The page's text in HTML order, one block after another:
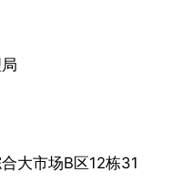
大市场B区12栋319室